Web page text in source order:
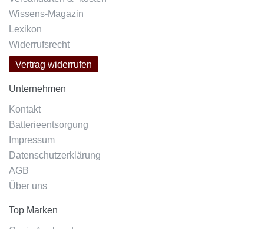
Wissens-Magazin
Lexikon
Widerrufsrecht
Vertrag widerrufen
Unternehmen
Kontakt
Batterieentsorgung
Impressum
Datenschutzerklärung
AGB
Über uns
Top Marken
Casio Armband